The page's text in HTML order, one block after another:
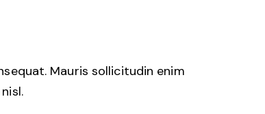
Mauris sollicitudin enim